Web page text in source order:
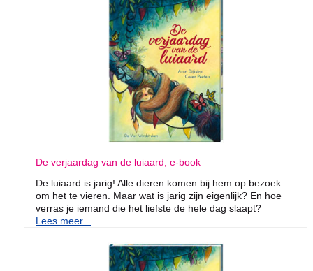
De verjaardag van de luiaard, e-book
De luiaard is jarig! Alle dieren komen bij hem op bezoek
om het te vieren. Maar wat is jarig zijn eigenlijk? En hoe
verras je iemand die het liefste de hele dag slaapt?
Lees meer...